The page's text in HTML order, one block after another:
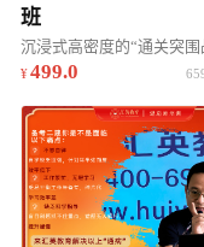
班
沉浸式高密度的“通关突围
499.0